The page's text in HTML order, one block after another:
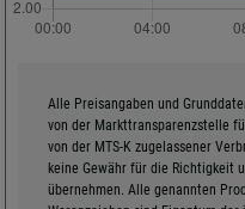
Alle Preisangaben und
von der Markttransparenzstelle
von der MTS-K zugelassener
keine Gewähr für die Richtigkeit
übernehmen. Alle genannten